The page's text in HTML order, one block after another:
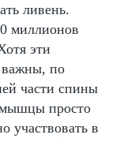
ливень.
миллионов
эти
по
части спины
просто
участвовать в